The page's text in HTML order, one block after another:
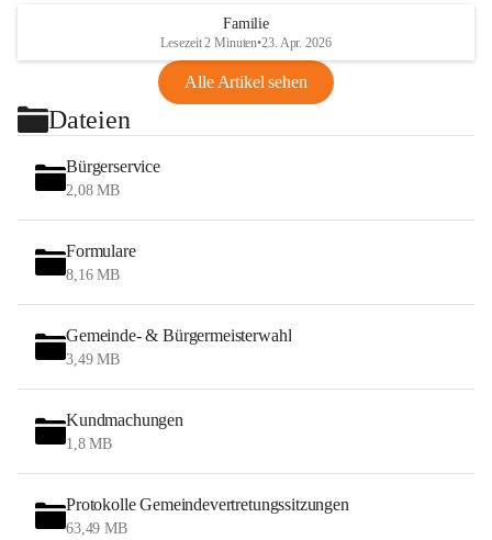
Familie
Lesezeit 2 Minuten•23. Apr. 2026
Alle Artikel sehen
Dateien
Bürgerservice
2,08 MB
Formulare
8,16 MB
Gemeinde- & Bürgermeisterwahl
3,49 MB
Kundmachungen
1,8 MB
Protokolle Gemeindevertretungssitzungen
63,49 MB